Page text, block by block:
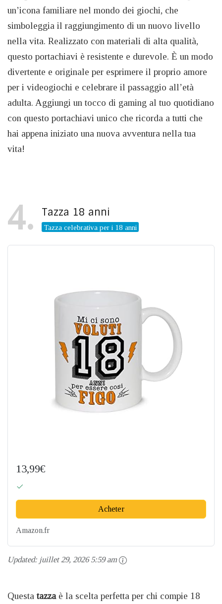
un’icona familiare nel mondo dei giochi, che
simboleggia il raggiungimento di un nuovo livello
nella vita. Realizzato con materiali di alta qualità,
questo portachiavi è resistente e durevole. È un modo
divertente e originale per esprimere il proprio amore
per i videogiochi e celebrare il passaggio all’età
adulta. Aggiungi un tocco di gaming al tuo quotidiano
con questo portachiavi unico che ricorda a tutti che
hai appena iniziato una nuova avventura nella tua
vita!
4 Tazza 18 anni
Tazza celebrativa per i 18 anni
13,99€
Acheter
Amazon.fr
Updated: juillet 29, 2026 5:59 am
Questa tazza è la scelta perfetta per chi compie 18